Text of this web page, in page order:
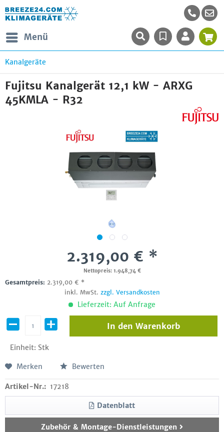
Menü
Kanalgeräte
Fujitsu Kanalgerät 12,1 kW - ARXG
45KMLA - R32
2.319,00 € *
Nettopreis: 1.948,74 €
Gesamtpreis: 2.319,00 € *
inkl. MwSt. zzgl. Versandkosten
Lieferzeit: Auf Anfrage
Einheit: Stk
In den Warenkorb
Merken Bewerten
Artikel-Nr.: 17218
Datenblatt
Zubehör & Montage-Dienstleistungen